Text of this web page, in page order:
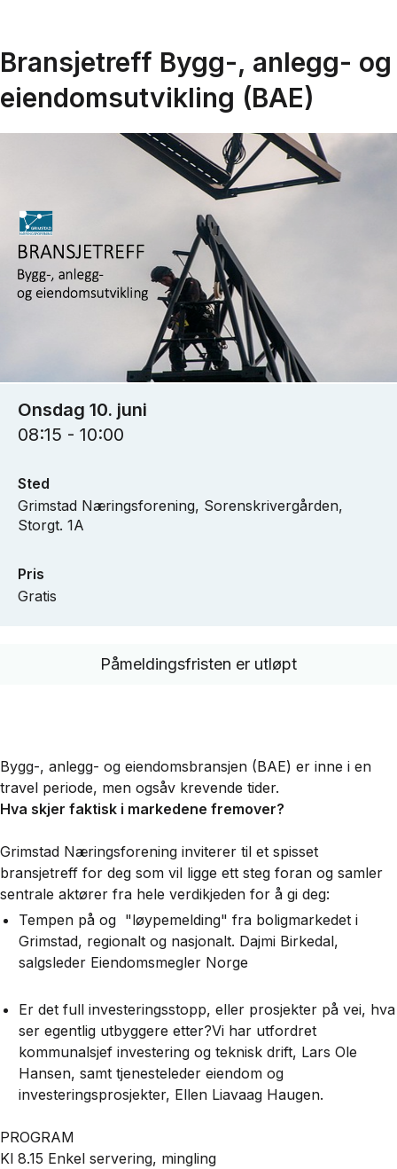
Bransjetreff Bygg-, anlegg- og
eiendomsutvikling (BAE)
Onsdag 10. juni
08:15 - 10:00
Sted
Grimstad Næringsforening, Sorenskrivergården,
Storgt. 1A
Pris
Gratis
Påmeldingsfristen er utløpt
Bygg-, anlegg- og eiendomsbransjen (BAE) er inne i en
travel periode, men ogsåv krevende tider.
Hva skjer faktisk i markedene fremover?
Grimstad Næringsforening inviterer til et spisset
bransjetreff for deg som vil ligge ett steg foran og samler
sentrale aktører fra hele verdikjeden for å gi deg:
Tempen på og "løypemelding" fra boligmarkedet i
Grimstad, regionalt og nasjonalt. Dajmi Birkedal,
salgsleder Eiendomsmegler Norge
Er det full investeringsstopp, eller prosjekter på vei, hva
ser egentlig utbyggere etter?Vi har utfordret
kommunalsjef investering og teknisk drift, Lars Ole
Hansen, samt tjenesteleder eiendom og
investeringsprosjekter, Ellen Liavaag Haugen.
PROGRAM
Kl 8.15 Enkel servering, mingling